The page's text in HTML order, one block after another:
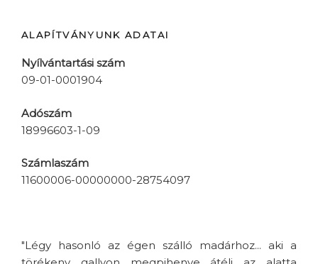
ALAPÍTVÁNYUNK ADATAI
Nyílvántartási szám
09-01-0001904
Adószám
18996603-1-09
Számlaszám
11600006-00000000-28754097
"Légy hasonló az égen szálló madárhoz... aki a